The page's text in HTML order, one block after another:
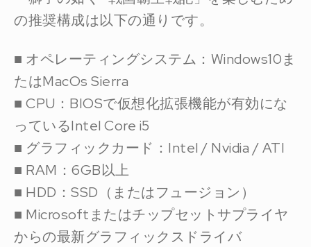
の推奨構成は以下の通りです。
■ オペレーティングシステム：Windows10ま
たはMacOs Sierra
■ CPU：BIOSで仮想化拡張機能が有効にな
っているIntel Core i5
■ グラフィックカード：Intel / Nvidia / ATI
■ RAM：6GB以上
■ HDD：SSD（またはフュージョン）
■ Microsoftまたはチップセットサプライヤ
からの最新グラフィックスドライバ